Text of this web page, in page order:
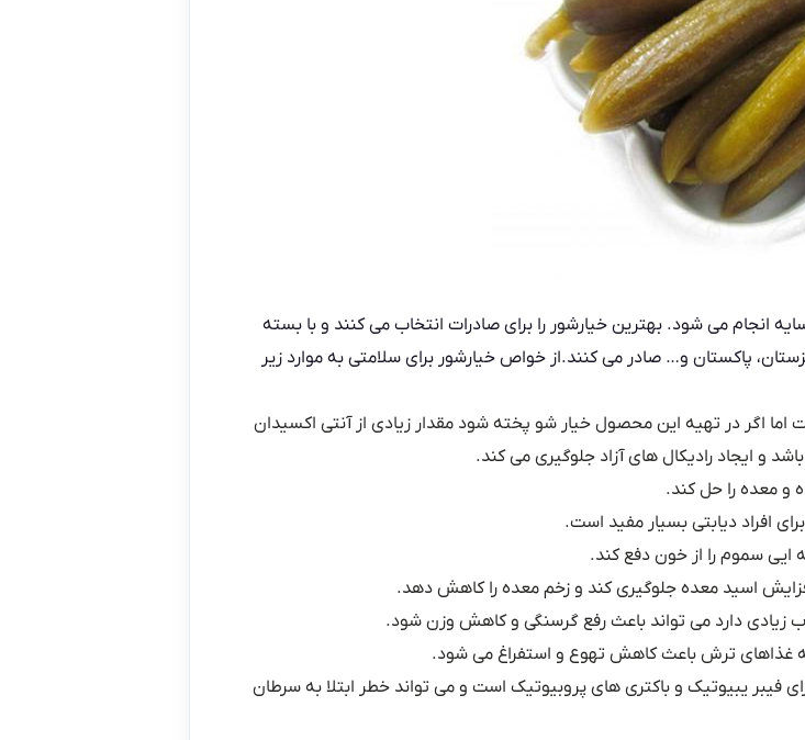
انجام می شود. بهترین خیارشور را برای صادرات انتخاب می کنند و با بسته
پاکستان و… صادر می کنند.از خواص خیارشور برای سلامتی به موارد زیر
اما اگر در تهیه این محصول خیار شو پخته شود مقدار زیادی از آنتی اکسیدان
و ایجاد رادیکال های آزاد جلوگیری می کند.
معده را حل کند.
افراد دیابتی بسیار مفید است.
ایی سموم را از خون دفع کند.
اسید معده جلوگیری کند و زخم معده را کاهش دهد.
زیادی دارد می تواند باعث رفع گرسنگی و کاهش وزن شود.
غذاهای ترش باعث کاهش تهوع و استفراغ می شود.
یبیوتیک و باکتری های پروبیوتیک است و می تواند خطر ابتلا به سرطان